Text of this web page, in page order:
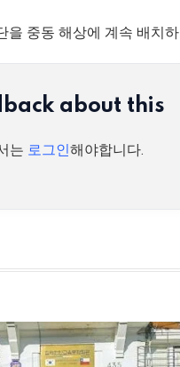
을 중동 해상에 계속 배치
about this
는 로그인해야합니다.